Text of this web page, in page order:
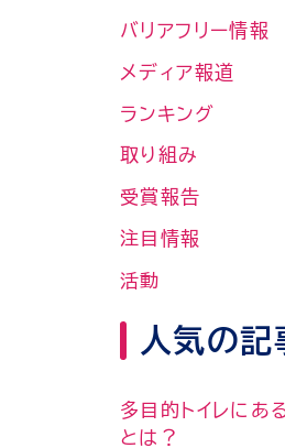
バリアフリー情報
メディア報道
ランキング
取り組み
受賞報告
注目情報
活動
人気の記
多目的トイレにあ
とは？